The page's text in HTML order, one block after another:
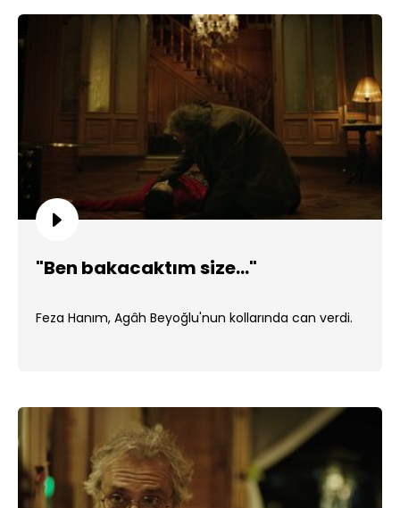
"Ben bakacaktım size..."
Feza Hanım, Agâh Beyoğlu'nun kollarında can verdi.